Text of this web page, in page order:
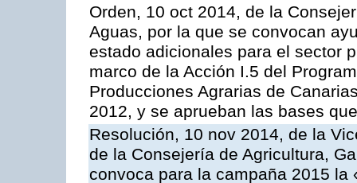
Orden, 10 oct 2014, de la
Aguas, por la que se convocan
estado adicionales para el sector
marco de la Acción I.5 del
Producciones Agrarias de
2012, y se aprueban las bases
Resolución, 10 nov 2014, de la
de la Consejería de Agricultura,
convoca para la campaña 2015